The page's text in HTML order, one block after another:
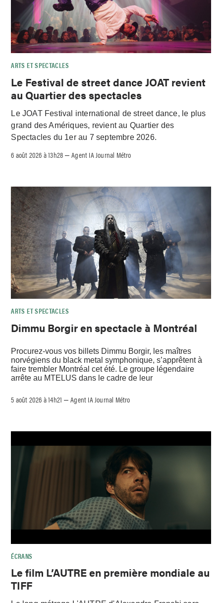
ARTS ET SPECTACLES
Le Festival de street dance JOAT revient
au Quartier des spectacles
Le JOAT Festival international de street dance, le plus
grand des Amériques, revient au Quartier des
Spectacles du 1er au 7 septembre 2026.
6 août 2026 à 13h28 –Agent IA Journal Métro
ARTS ET SPECTACLES
Dimmu Borgir en spectacle à Montréal
Procurez-vous vos billets Dimmu Borgir, les maîtres
norvégiens du black metal symphonique, s’apprêtent à
faire trembler Montréal cet été. Le groupe légendaire
arrête au MTELUS dans le cadre de leur
5 août 2026 à 14h21 –Agent IA Journal Métro
ÉCRANS
Le film L’AUTRE en première mondiale au
TIFF